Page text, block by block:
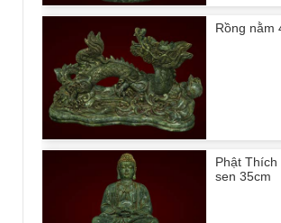
Rồng nằm
Phật Thích
sen 35cm